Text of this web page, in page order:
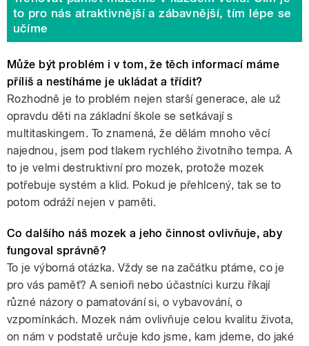
to pro nás atraktivnější a zábavnější, tím lépe se
učíme
Může být problém i v tom, že těch informací máme
příliš a nestíháme je ukládat a třídit?
Rozhodně je to problém nejen starší generace, ale už
opravdu děti na základní škole se setkávají s
multitaskingem. To znamená, že dělám mnoho věcí
najednou, jsem pod tlakem rychlého životního tempa. A
to je velmi destruktivní pro mozek, protože mozek
potřebuje systém a klid. Pokud je přehlcený, tak se to
potom odráží nejen v paměti.
Co dalšího náš mozek a jeho činnost ovlivňuje, aby
fungoval správně?
To je výborná otázka. Vždy se na začátku ptáme, co je
pro vás paměť? A senioři nebo účastníci kurzu říkají
různé názory o pamatování si, o vybavování, o
vzpomínkách. Mozek nám ovlivňuje celou kvalitu života,
on nám v podstatě určuje kdo jsme, kam jdeme, do jaké